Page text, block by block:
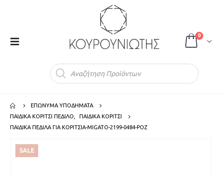
0
ΕΠΩΝΥΜΑ ΥΠΟΔΗΜΑΤΑ
ΠΑΙΔΙΚΑ ΚΟΡΙΤΣΙ ΠΕΔΙΛΟ
ΠΑΙΔΙΚΑ ΚΟΡΙΤΣΙ
ΠΑΙΔΙΚΑ ΠΕΔΙΛΑ ΓΙΑ ΚΟΡΙΤΣΙΑ-MIGATO-2199-0484-ΡΟΖ
SALE